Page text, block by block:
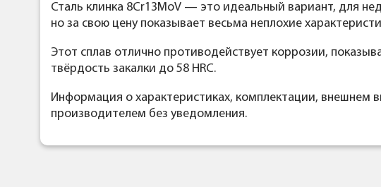
Сталь клинка 8Cr13MoV — это идеальный вариант, для
но за свою цену показывает весьма неплохие
Этот сплав отлично противодействует коррозии,
твёрдость закалки до 58 HRC.
Информация о характеристиках, комплектации, внешнем
производителем без уведомления.